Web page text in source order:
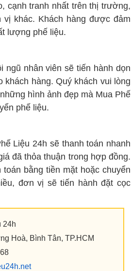
cạnh tranh nhất trên thị trường,
khác. Khách hàng được đảm
lượng phế liệu.
ngũ nhân viên sẽ tiến hành dọn
khách hàng. Quý khách vui lòng
hình ảnh đẹp mà Mua Phế
phế liệu.
Liệu 24h sẽ thanh toán nhanh
đã thỏa thuận trong hợp đồng.
bằng tiền mặt hoặc chuyển
đơn vị sẽ tiến hành đặt cọc
24h
Hoà, Bình Tân, TP.HCM